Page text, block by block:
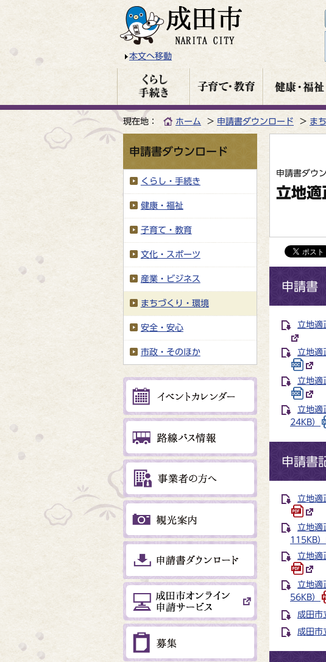
本文へ移動
現在地： ホーム 申請書ダウンロード ま
申請書ダウ
立地適
申請書
立地適
立地適
立地適
立地
24KB）
申請書
立地適
立地適
115KB）
立地適
立地適
56KB）
成田市
成田
申請書ダウンロード
くらし・手続き
健康・福祉
子育て・教育
文化・スポーツ
産業・ビジネス
まちづくり・環境
安全・安心
市政・そのほか